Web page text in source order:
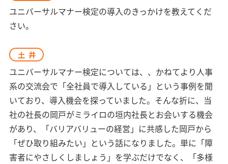
ユニバーサルマナー検定の導入のきっかけを教えてくだ
さい。
土井
ユニバーサルマナー検定については、、かねてより人事
系の交流会で「全社員で導入している」という事例を聞
いており、導入機会を探っていました。そんな折に、当
社の社長の岡戸がミライロの垣内社長とお会いする機会
があり、「バリアバリューの経営」に共感した岡戸から
「ぜひ取り組みたい」という話になりました。単に「障
害者にやさしくしましょう」を学ぶだけでなく、「多様